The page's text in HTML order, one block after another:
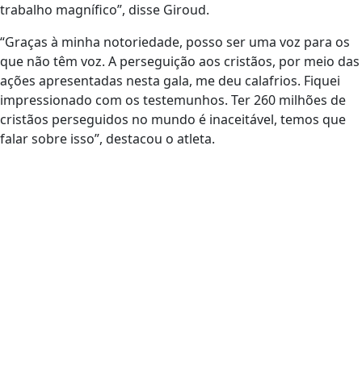
trabalho magnífico”, disse Giroud.
“Graças à minha notoriedade, posso ser uma voz para os
que não têm voz. A perseguição aos cristãos, por meio das
ações apresentadas nesta gala, me deu calafrios. Fiquei
impressionado com os testemunhos. Ter 260 milhões de
cristãos perseguidos no mundo é inaceitável, temos que
falar sobre isso”, destacou o atleta.